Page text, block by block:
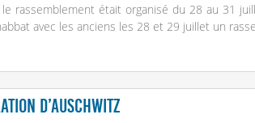
rassemblement était organisé du 28 au 31
avec les anciens les 28 et 29 juillet un
d’Auschwitz